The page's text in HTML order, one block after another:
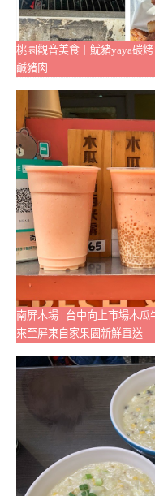
桃園觀音美食｜魷豬yaya碳
鹹豬肉
南屏木場 | 台中向上市場木
來至屏東自家果園新鮮直送